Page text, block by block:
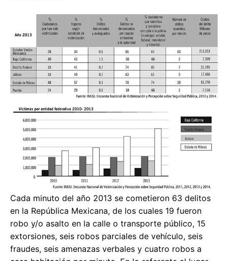
Cada minuto del año 2013 se cometieron 63 delitos
en la República Mexicana, de los cuales 19 fueron
robo y/o asalto en la calle o transporte público, 15
extorsiones, seis robos parciales de vehículo, seis
fraudes, seis amenazas verbales y cuatro robos a